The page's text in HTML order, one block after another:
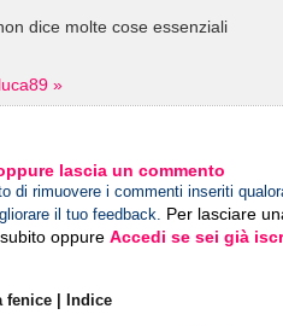
dice molte cose essenziali
»
lascia un commento
di rimuovere i commenti inseriti
il tuo feedback. Per lasciare
subito oppureAccedi se sei già
fenice | Indice